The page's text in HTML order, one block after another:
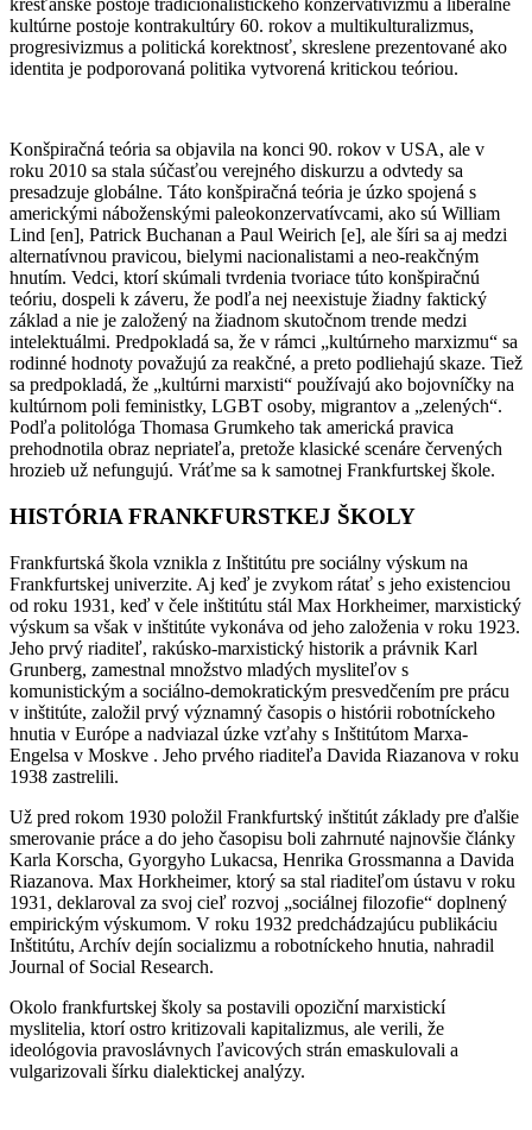
kresťanské postoje tradicionalistického konzervativizmu a liberálne
kultúrne postoje kontrakultúry 60. rokov a multikulturalizmus,
progresivizmus a politická korektnosť, skreslene prezentované ako
identita je podporovaná politika vytvorená kritickou teóriou.
Konšpiračná teória sa objavila na konci 90. rokov v USA, ale v
roku 2010 sa stala súčasťou verejného diskurzu a odvtedy sa
presadzuje globálne. Táto konšpiračná teória je úzko spojená s
americkými náboženskými paleokonzervatívcami, ako sú William
Lind [en], Patrick Buchanan a Paul Weirich [e], ale šíri sa aj medzi
alternatívnou pravicou, bielymi nacionalistami a neo-reakčným
hnutím. Vedci, ktorí skúmali tvrdenia tvoriace túto konšpiračnú
teóriu, dospeli k záveru, že podľa nej neexistuje žiadny faktický
základ a nie je založený na žiadnom skutočnom trende medzi
intelektuálmi. Predpokladá sa, že v rámci „kultúrneho marxizmu“ sa
rodinné hodnoty považujú za reakčné, a preto podliehajú skaze. Tiež
sa predpokladá, že „kultúrni marxisti“ používajú ako bojovníčky na
kultúrnom poli feministky, LGBT osoby, migrantov a „zelených“.
Podľa politológa Thomasa Grumkeho tak americká pravica
prehodnotila obraz nepriateľa, pretože klasické scenáre červených
hrozieb už nefungujú. Vráťme sa k samotnej Frankfurtskej škole.
HISTÓRIA FRANKFURSTKEJ ŠKOLY
Frankfurtská škola vznikla z Inštitútu pre sociálny výskum na
Frankfurtskej univerzite. Aj keď je zvykom rátať s jeho existenciou
od roku 1931, keď v čele inštitútu stál Max Horkheimer, marxistický
výskum sa však v inštitúte vykonáva od jeho založenia v roku 1923.
Jeho prvý riaditeľ, rakúsko-marxistický historik a právnik Karl
Grunberg, zamestnal množstvo mladých mysliteľov s
komunistickým a sociálno-demokratickým presvedčením pre prácu
v inštitúte, založil prvý významný časopis o histórii robotníckeho
hnutia v Európe a nadviazal úzke vzťahy s Inštitútom Marxa-
Engelsa v Moskve . Jeho prvého riaditeľa Davida Riazanova v roku
1938 zastrelili.
Už pred rokom 1930 položil Frankfurtský inštitút základy pre ďalšie
smerovanie práce a do jeho časopisu boli zahrnuté najnovšie články
Karla Korscha, Gyorgyho Lukacsa, Henrika Grossmanna a Davida
Riazanova. Max Horkheimer, ktorý sa stal riaditeľom ústavu v roku
1931, deklaroval za svoj cieľ rozvoj „sociálnej filozofie“ doplnený
empirickým výskumom. V roku 1932 predchádzajúcu publikáciu
Inštitútu, Archív dejín socializmu a robotníckeho hnutia, nahradil
Journal of Social Research.
Okolo frankfurtskej školy sa postavili opoziční marxistickí
myslitelia, ktorí ostro kritizovali kapitalizmus, ale verili, že
ideológovia pravoslávnych ľavicových strán emaskulovali a
vulgarizovali šírku dialektickej analýzy.